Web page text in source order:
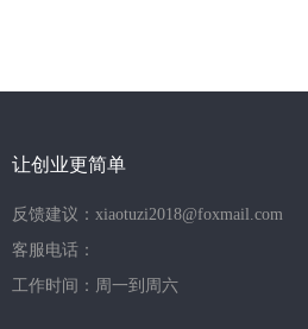
让创业更简单
反馈建议：xiaotuzi2018@foxmail.com
客服电话：
工作时间：周一到周六